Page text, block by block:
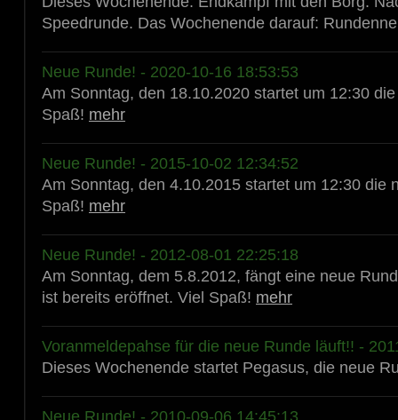
Speedrunde. Das Wochenende darauf:
Neue Runde! - 2020-10-16 18:53:53
Am Sonntag, den 18.10.2020 startet um 12:30
Spaß! mehr
Neue Runde! - 2015-10-02 12:34:52
Am Sonntag, den 4.10.2015 startet um 12:30 die
Spaß! mehr
Neue Runde! - 2012-08-01 22:25:18
Am Sonntag, dem 5.8.2012, fängt eine neue
ist bereits eröffnet. Viel Spaß! mehr
Voranmeldepahse für die neue Runde läuft!! -
Dieses Wochenende startet Pegasus, die neue
Neue Runde! - 2010-09-06 14:45:13